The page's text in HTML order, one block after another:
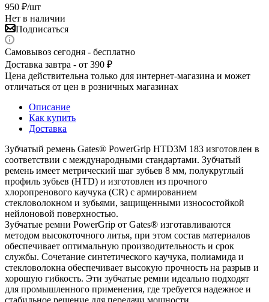
950 ₽/шт
Нет в наличии
Подписаться
Самовывоз сегодня - бесплатно
Доставка завтра - от 390 ₽
Цена действительна только для интернет-магазина и может
отличаться от цен в розничных магазинах
Описание
Как купить
Доставка
Зубчатый ремень Gates® PowerGrip HTD3M 183 изготовлен в
соответствии с международными стандартами. Зубчатый
ремень имеет метрический шаг зубьев 8 мм, полукруглый
профиль зубьев (HTD) и изготовлен из прочного
хлоропренового каучука (CR) с армированием
стекловолокном и зубьями, защищенными износостойкой
нейлоновой поверхностью.
Зубчатые ремни PowerGrip от Gates® изготавливаются
методом высокоточного литья, при этом состав материалов
обеспечивает оптимальную производительность и срок
службы. Сочетание синтетического каучука, полиамида и
стекловолокна обеспечивает высокую прочность на разрыв и
хорошую гибкость. Эти зубчатые ремни идеально подходят
для промышленного применения, где требуется надежное и
стабильное решение для передачи мощности.